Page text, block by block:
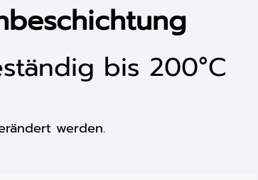
bis 200°C
werden.